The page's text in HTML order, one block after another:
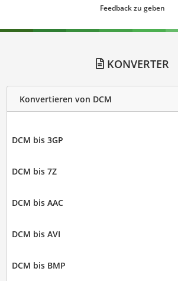
Feedback zu geben
KONVERTER
Konvertieren von DCM
DCM bis 3GP
DCM bis 7Z
DCM bis AAC
DCM bis AVI
DCM bis BMP